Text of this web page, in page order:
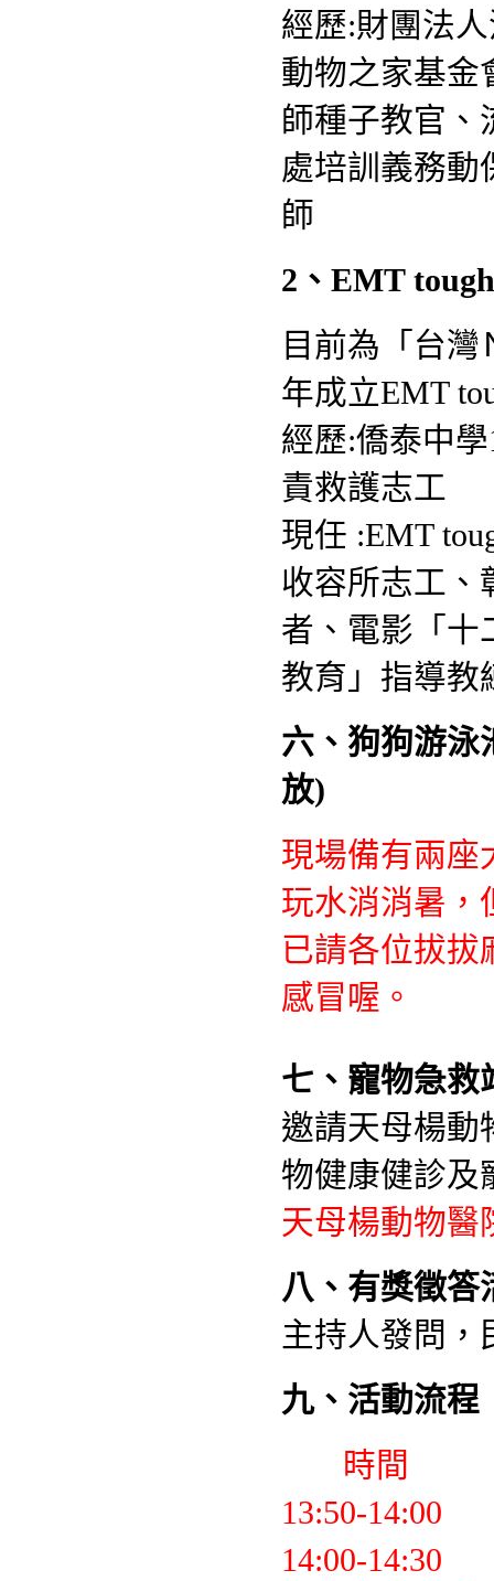
經歷:財團法
動物之家基金
師種子教官 、
處培訓義務動
師
2、 EMT
目前為「台
年成立EMT
經歷:僑泰中
責救護志工
現任 :EMT
收容所志工 、
者 、 電影「十
教育」指導教
六、狗狗游泳
放)
現場備有兩座
玩水消消暑 ，
已請各位拔拔
感冒喔。
七、寵物急救
邀請天母楊動
物健康健診及
天母楊動物醫
八、有獎徵答
主持人發問，
九、活動流程
時間
13:50-14:00
14:00-